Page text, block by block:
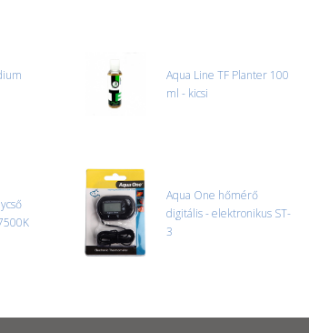
Aqua Line TF Planter 100
ml - kicsi
Aqua One hőmérő
digitális - elektronikus ST-
3